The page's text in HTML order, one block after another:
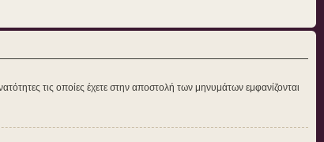
τις οποίες έχετε στην αποστολή των μηνυμάτων εμφανίζονται